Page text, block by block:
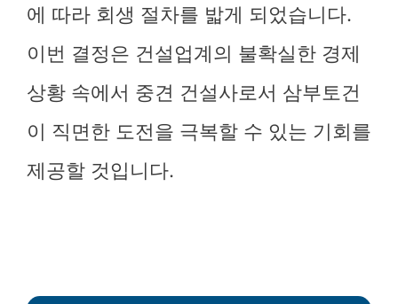
에 따라 회생 절차를 밟게 되었습니다.
이번 결정은 건설업계의 불확실한 경제
상황 속에서 중견 건설사로서 삼부토건
이 직면한 도전을 극복할 수 있는 기회를
제공할 것입니다.